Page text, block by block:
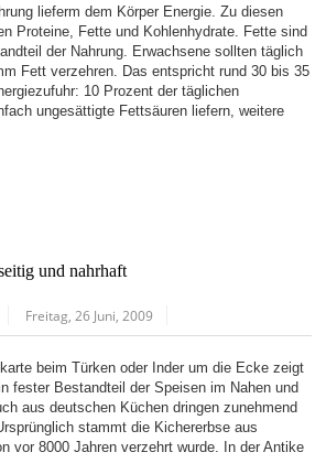
lieferm dem Körper Energie. Zu diesen
Proteine, Fette und Kohlenhydrate. Fette sind
der Nahrung. Erwachsene sollten täglich
Fett verzehren. Das entspricht rund 30 bis 35
10 Prozent der täglichen
ungesättigte Fettsäuren liefern, weitere
und nahrhaft
Freitag, 26 Juni, 2009
beim Türken oder Inder um die Ecke zeigt
fester Bestandteil der Speisen im Nahen und
aus deutschen Küchen dringen zunehmend
stammt die Kichererbse aus
vor 8000 Jahren verzehrt wurde. In der Antike